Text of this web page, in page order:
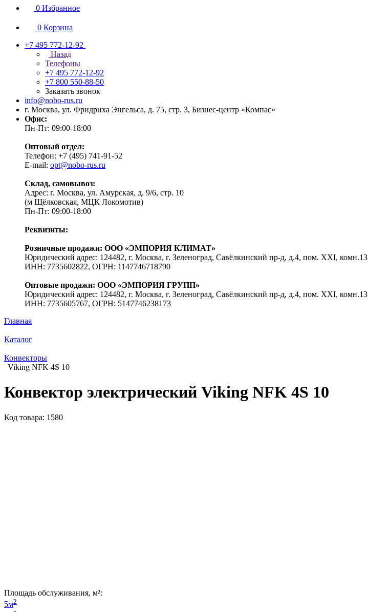
0 Избранное
0 Корзина
+7 495 772-12-92
Назад
Телефоны
+7 495 772-12-92
+7 800 550-88-50
Заказать звонок
info@nobo-rus.ru
г. Москва, ул. Фридриха Энгельса, д. 75, стр. 3, Бизнес-центр «Компас»
Офис:
Пн-Пт: 09:00-18:00
Оптовый отдел:
Телефон: +7 (495) 741-91-52
E-mail: opt@nobo-rus.ru
Склад, самовывоз:
Адрес: г. Москва, ул. Амурская, д. 9/6, стр. 10
(м Щёлковская, МЦК Локомотив)
Пн-Пт: 09:00-18:00
Реквизиты:
Розничные продажи: ООО «ЭМПОРИЯ КЛИМАТ»
Юридический адрес: 124482, г. Москва, г. Зеленоград, Савёлкинский пр-д, д.4, пом. XXI, комн.13
ИНН: 7735602822, ОГРН: 1147746718790
Оптовые продажи: ООО «ЭМПОРИЯ ГРУПП»
Юридический адрес: 124482, г. Москва, г. Зеленоград, Савёлкинский пр-д, д.4, пом. XXI, комн.13
ИНН: 7735605767, ОГРН: 5147746238173
Главная
Каталог
Конвекторы
Viking NFK 4S 10
Конвектор электрический Viking NFK 4S 10
Код товара: 1580
Площадь обслуживания, м²:
5м2